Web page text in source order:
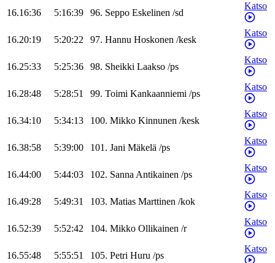
16.16:36 5:16:39 96. Seppo Eskelinen /sd
Katso
16.20:19 5:20:22 97. Hannu Hoskonen /kesk
Katso
16.25:33 5:25:36 98. Sheikki Laakso /ps
Katso
16.28:48 5:28:51 99. Toimi Kankaanniemi /ps
Katso
16.34:10 5:34:13 100. Mikko Kinnunen /kesk
Katso
16.38:58 5:39:00 101. Jani Mäkelä /ps
Katso
16.44:00 5:44:03 102. SannaAntikainen /ps
Katso
16.49:28 5:49:31 103. Matias Marttinen /kok
Katso
16.52:39 5:52:42 104. Mikko Ollikainen /r
Katso
16.55:48 5:55:51 105. Petri Huru /ps
Katso